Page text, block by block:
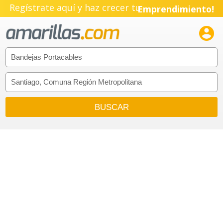
Regístrate aquí y haz crecer tuEmprendimiento!
